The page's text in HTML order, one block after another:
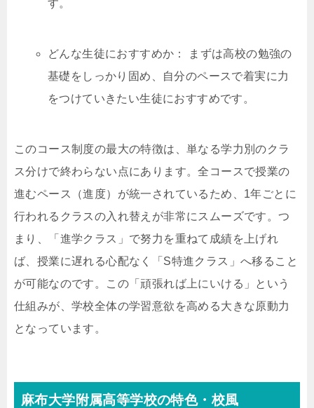
す。
どんな生徒におすすめか： まずは高校の勉強の
基礎をしっかり固め、自分のペースで着実に力
をつけていきたい生徒におすすめです。
このコース制度の最大の特徴は、単なる学力別のクラ
ス分けで終わらない点にあります。全コースで授業の
進むペース（進度）が統一されているため、1年ごとに
行われるクラスの入れ替えが非常にスムーズです。つ
まり、「進学クラス」で努力を重ねて成績を上げれ
ば、授業に遅れる心配なく「S特進クラス」へ移ること
が可能なのです。この「頑張れば上にいける」という
仕組みが、学校全体の学習意欲を高める大きな原動力
となっています。
麻布大学附属高等学校の特色・校風